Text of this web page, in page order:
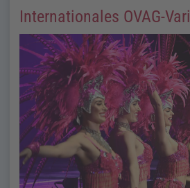
Internationales OVAG-